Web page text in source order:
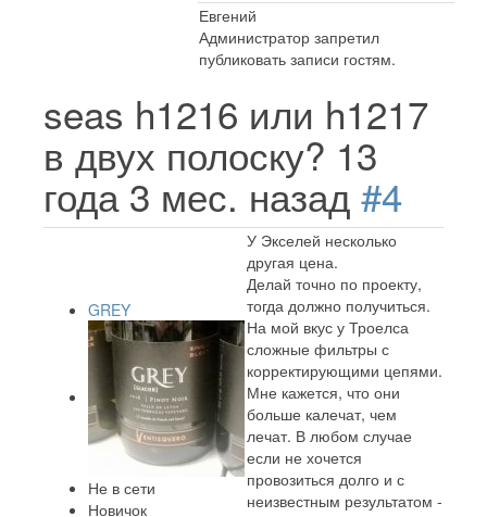
Евгений
Администратор запретил
публиковать записи гостям.
seas h1216 или h1217
в двух полоску? 13
года 3 мес. назад #4
GREY
Не в сети
Новичок
У Экселей несколько
другая цена.
Делай точно по проекту,
тогда должно получиться.
На мой вкус у Троелса
сложные фильтры с
корректирующими цепями.
Мне кажется, что они
больше калечат, чем
лечат. В любом случае
если не хочется
провозиться долго и с
неизвестным результатом -